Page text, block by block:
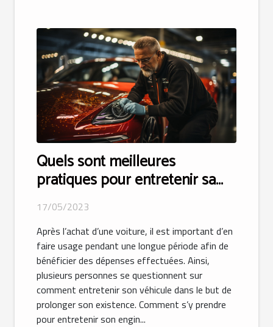
Quels sont meilleures
pratiques pour entretenir sa
voiture pour une longue durée
de vie ?
17/05/2023
Après l’achat d’une voiture, il est important d’en
faire usage pendant une longue période afin de
bénéficier des dépenses effectuées. Ainsi,
plusieurs personnes se questionnent sur
comment entretenir son véhicule dans le but de
prolonger son existence. Comment s’y prendre
pour entretenir son engin...